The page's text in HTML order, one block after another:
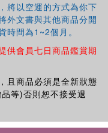
將以空運的方式為你下
外文書與其他商品分開
時間為1~2個月。
供會員七日商品鑑賞期
且商品必須是全新狀態
等)否則恕不接受退